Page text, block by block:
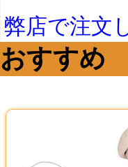
弊店で注文
おすすめ